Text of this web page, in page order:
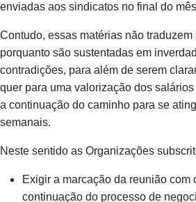
enviadas aos sindicatos no final do
Contudo, essas matérias não
porquanto são sustentadas em
contradições, para além de serem
quer para uma valorização dos
a continuação do caminho para se
semanais.
Neste sentido as Organizações
Exigir a marcação da reunião com
continuação do processo de